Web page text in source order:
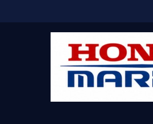
Morski plus